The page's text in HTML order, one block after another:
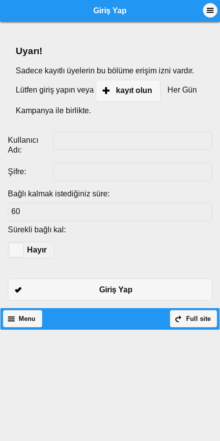
Giriş Yap
Uyarı!
Sadece kayıtlı üyelerin bu bölüme erişim izni vardır.
Lütfen giriş yapın veya kayıt olun Her Gün
Kampanya ile birlikte.
Kullanıcı
Adı:
Şifre:
Bağlı kalmak istediğiniz süre:
Sürekli bağlı kal:
Hayır
Giriş Yap
Full site
Menu